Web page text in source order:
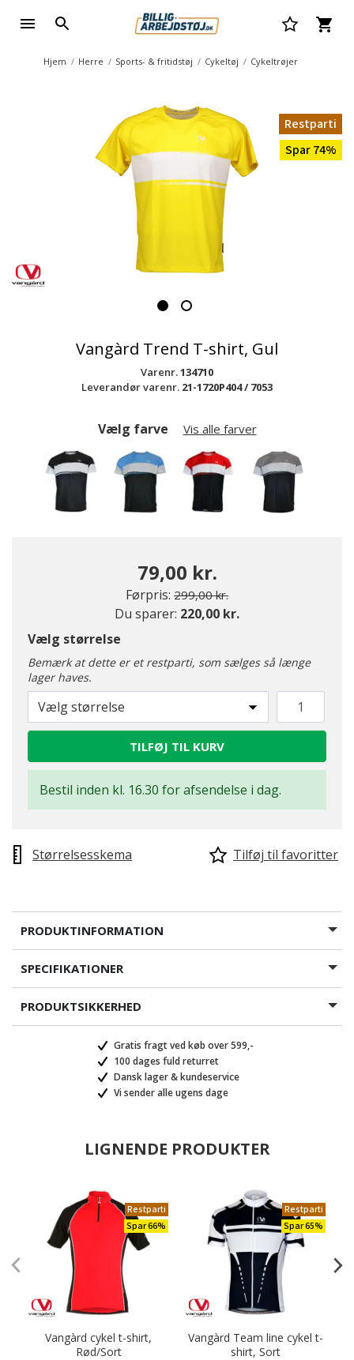
Hjem Herre Sports- & fritidstøj Cykeltøj Cykeltrøjer
Restparti
Spar 74%
Vangàrd Trend T-shirt, Gul
Varenr.134710
Leverandør varenr. 21-1720P404 / 7053
Vælg farve Vis alle farver
79,00 kr.
Førpris: Pris nedsat fra
299,00 kr.til
Du sparer: 220,00 kr.
Vælg størrelse
Bemærk at dette er et restparti, som sælges så længe
lager haves.
Vælg størrelse
TILFØJ TIL KURV
Bestil inden kl. 16.30 for afsendelse i dag.
Størrelsesskema Tilføj til favoritter
PRODUKTINFORMATION
SPECIFIKATIONER
PRODUKTSIKKERHED
Gratis fragt ved køb over 599,-
100 dages fuld returret
Dansk lager & kundeservice
Vi sender alle ugens dage
LIGNENDE PRODUKTER
Restparti
Spar 66%
Vangàrd cykel t-shirt,
Rød/Sort
Restparti
Spar 65%
Vangàrd Team line cykel t-
shirt, Sort